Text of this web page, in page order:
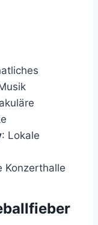
: Lokale
Konzerthalle